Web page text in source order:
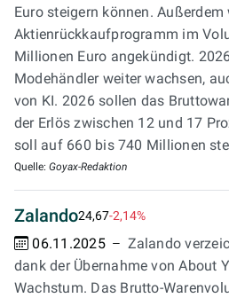
Euro steigern können. Außerdem
Aktienrückkaufprogramm im
Millionen Euro angekündigt.
Modehändler weiter wachsen,
von KI. 2026 sollen das
der Erlös zwischen 12 und 17
soll auf 660 bis 740 Millionen
Quelle: Goyax-Redaktion
Zalando24,67-2,14%
06.11.2025
Zalando
dank der Übernahme von About
Wachstum. Das Brutto-